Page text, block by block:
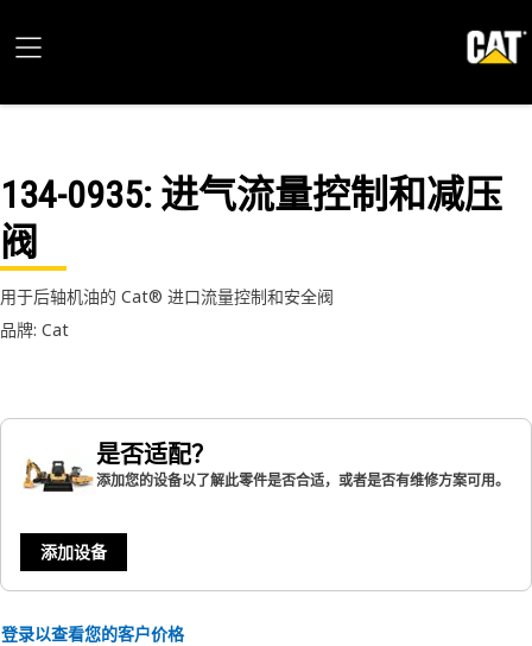
134-0935: 进气流量控制和减压
阀
用于后轴机油的 Cat® 进口流量控制和安全阀
品牌: Cat
是否适配？
添加您的设备以了解此零件是否合适，或者是否有维修方案可用。
添加设备
登录以查看您的客户价格